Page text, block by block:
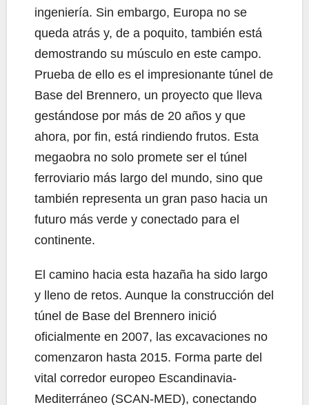
ingeniería. Sin embargo, Europa no se
queda atrás y, de a poquito, también está
demostrando su músculo en este campo.
Prueba de ello es el impresionante túnel de
Base del Brennero, un proyecto que lleva
gestándose por más de 20 años y que
ahora, por fin, está rindiendo frutos. Esta
megaobra no solo promete ser el túnel
ferroviario más largo del mundo, sino que
también representa un gran paso hacia un
futuro más verde y conectado para el
continente.
El camino hacia esta hazaña ha sido largo
y lleno de retos. Aunque la construcción del
túnel de Base del Brennero inició
oficialmente en 2007, las excavaciones no
comenzaron hasta 2015. Forma parte del
vital corredor europeo Escandinavia-
Mediterráneo (SCAN-MED), conectando